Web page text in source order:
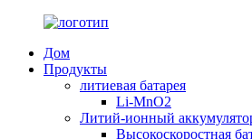
Дом
Продукты
литиевая батарея
Li-MnO2
Литий-ионный
Высокоскоростная